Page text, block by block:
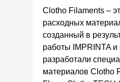
Clotho Filaments –
расходных
созданный в
работы IMPRINTA
разработали
материалов Clotho